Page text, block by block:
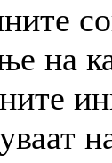
на